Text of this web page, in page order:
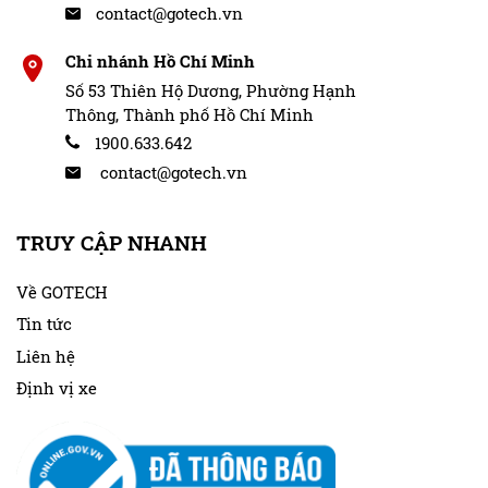
một cách vô cùng đơn giản và thuận tiện.
Màn hình Gotech GT Mazda sử dụng song song hai hệ điều
Giao diện màn hình chính sang trọng, cấu
hình mạnh mẽ
contact@gotech.vn
Chi nhánh Hồ Chí Minh
Số 53 Thiên Hộ Dương, Phường Hạnh
Thông, Thành phố Hồ Chí Minh
1900.633.642
contact@gotech.vn
TRUY CẬP NHANH
Về GOTECH
Tin tức
Liên hệ
Định vị xe